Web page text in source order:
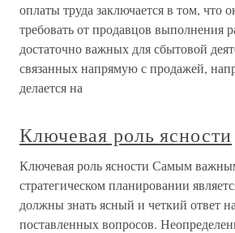
оплаты труда заключается в том, что
требовать от продавцов выполнения
достаточно важных для сбытовой
связанных напрямую с продажей,
делается на
Ключевая роль ясности
Ключевая роль ясности Самым
стратегическом планировании
должны знать ясный и четкий ответ
поставленных вопросов.